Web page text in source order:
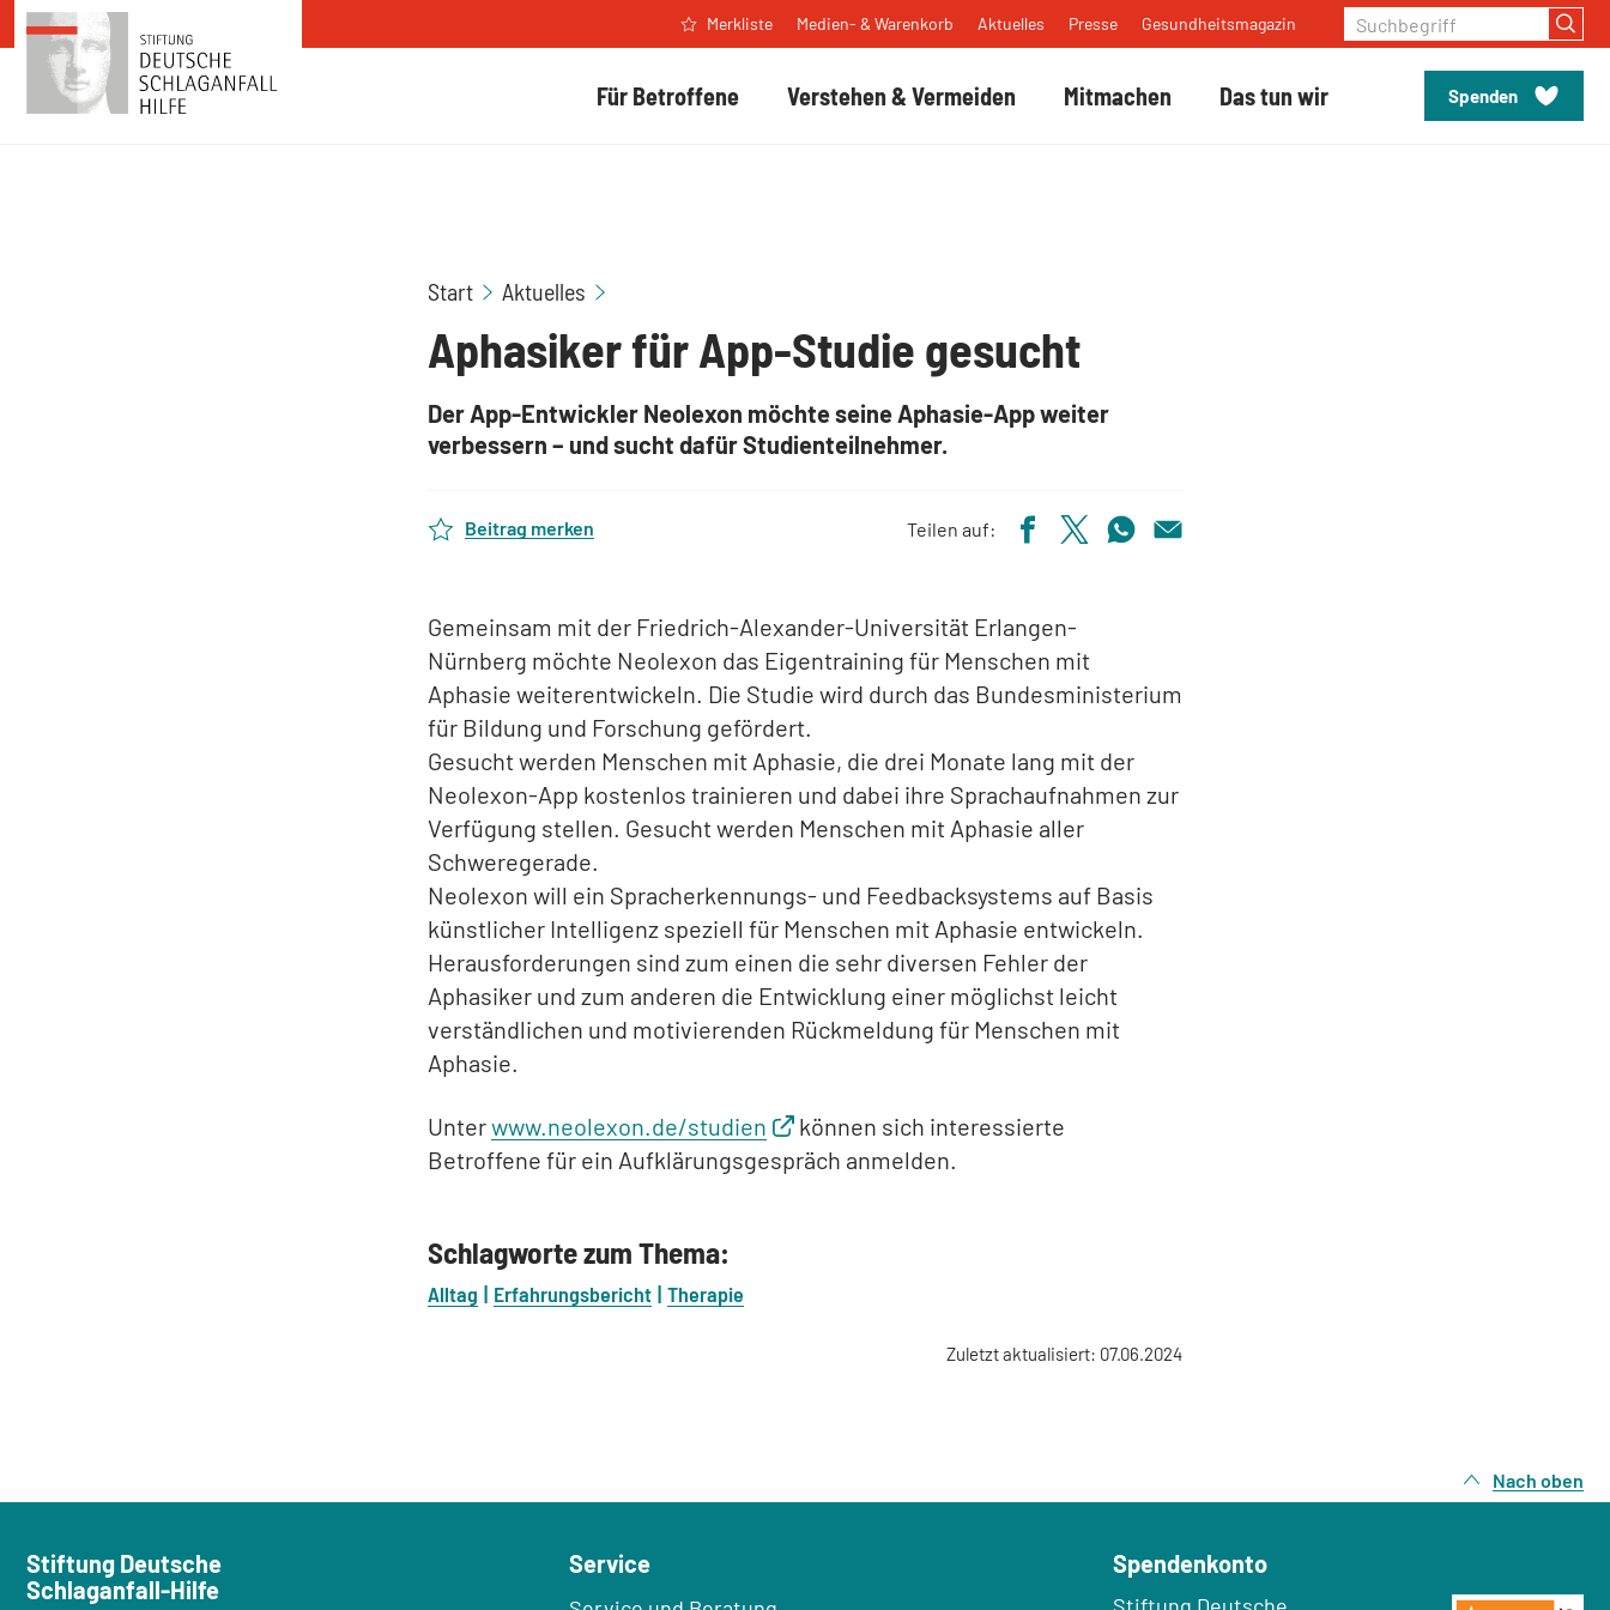
Zum Inhalt springen
Für Betroffene Verstehen & Vermeiden Mitmachen Das tun wir Spenden
Merkliste Medien- & Warenkorb Aktuelles Presse Gesundheitsmagazin Suchbegriff
Start Aktuelles
Aphasiker für App-Studie gesucht
Der App-Entwickler Neolexon möchte seine Aphasie-App weiter
verbessern – und sucht dafür Studienteilnehmer.
Beitrag merken Teilen auf:
Gemeinsam mit der Friedrich-Alexander-Universität Erlangen-
Nürnberg möchte Neolexon das Eigentraining für Menschen mit
Aphasie weiterentwickeln. Die Studie wird durch das Bundesministerium
für Bildung und Forschung gefördert.
Gesucht werden Menschen mit Aphasie, die drei Monate lang mit der
Neolexon-App kostenlos trainieren und dabei ihre Sprachaufnahmen zur
Verfügung stellen. Gesucht werden Menschen mit Aphasie aller
Schweregerade.
Neolexon will ein Spracherkennungs- und Feedbacksystems auf Basis
künstlicher Intelligenz speziell für Menschen mit Aphasie entwickeln.
Herausforderungen sind zum einen die sehr diversen Fehler der
Aphasiker und zum anderen die Entwicklung einer möglichst leicht
verständlichen und motivierenden Rückmeldung für Menschen mit
Aphasie.
Unterwww.neolexon.de/studien
können sich interessierte
Betroffene für ein Aufklärungsgespräch anmelden.
Schlagworte zum Thema:
Alltag Erfahrungsbericht Therapie
Zuletzt aktualisiert: 07.06.2024
Nach oben
Stiftung Deutsche
Schlaganfall-Hilfe
Service Spendenkonto
Empfänger: